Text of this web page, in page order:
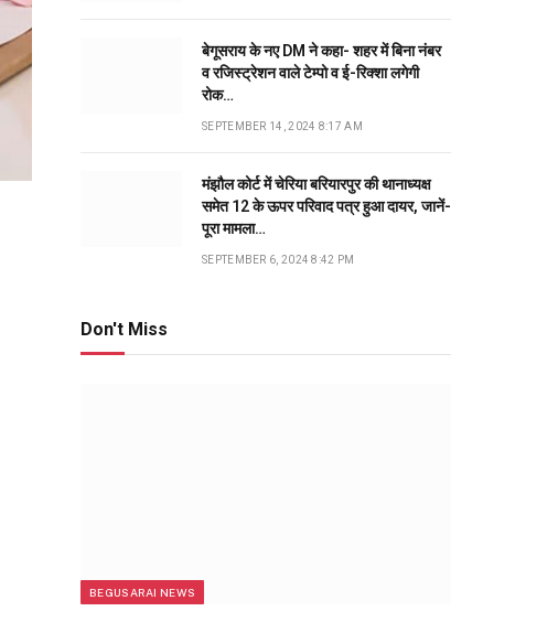
बेगूसराय के नए DM ने कहा- शहर में बिना नंबर
व रजिस्ट्रेशन वाले टेम्पो व ई-रिक्शा लगेगी
रोक…
SEPTEMBER 14, 2024 8:17 AM
मंझौल कोर्ट में चेरिया बरियारपुर की थानाध्यक्ष
समेत 12 के ऊपर परिवाद पत्र हुआ दायर, जानें-
पूरा मामला…
SEPTEMBER 6, 2024 8:42 PM
Don't Miss
BEGUSARAI NEWS